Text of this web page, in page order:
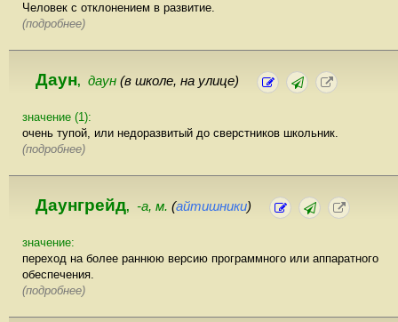
Человек с отклонением в развитие.
(подробнее)
Даун, даун (в школе, на улице)
значение (1):
очень тупой, или недоразвитый до сверстников школьник.
(подробнее)
Даунгрейд, -а, м. (айтишники)
значение:
переход на более раннюю версию программного или аппаратного
обеспечения.
(подробнее)